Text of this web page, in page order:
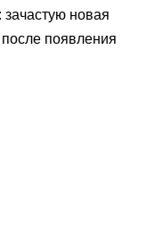
зачастую новая
появления